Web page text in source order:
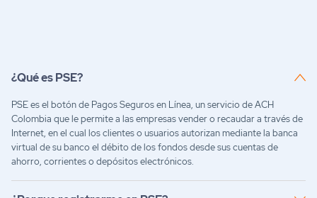
¿Qué es PSE?
PSE es el botón de Pagos Seguros en Línea, un servicio de ACH
Colombia que le permite a las empresas vender o recaudar a través de
Internet, en el cual los clientes o usuarios autorizan mediante la banca
virtual de su banco el débito de los fondos desde sus cuentas de
ahorro, corrientes o depósitos electrónicos.